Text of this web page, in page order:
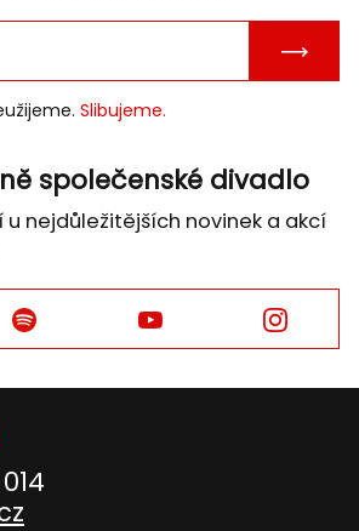
E-
Slibujeme.
společenské divadlo
nejdůležitějších novinek a akcí
Facebook Facebook Facebook